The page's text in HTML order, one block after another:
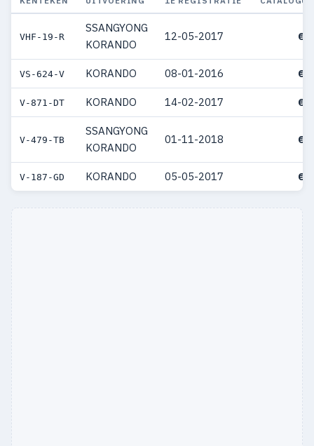
VHF-19-R
SSANGYONG
KORANDO
12-05-2017 €
VS-624-V KORANDO 08-01-2016 €
V-871-DT KORANDO 14-02-2017 €
V-479-TB
SSANGYONG
KORANDO
01-11-2018 €
V-187-GD KORANDO 05-05-2017 €